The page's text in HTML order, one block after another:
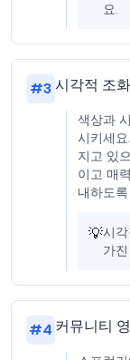
요.
#3시각적 조화
색상과
시키세
지고 있
이고 매
내하도
💡시
가
#4 커뮤니티